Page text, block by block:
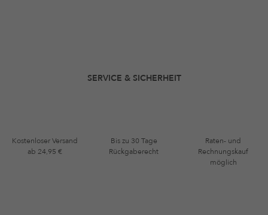
SERVICE & SICHERHEIT
Kostenloser Versand
ab 24,95 €
Bis zu 30 Tage
Rückgaberecht
Raten- und
Rechnungskauf
möglich